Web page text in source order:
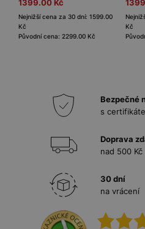
1399.00 Kč
Nejnižší cena za 30 dní: 1599.00
Kč
Původní cena: 2299.00 Kč
Kč
Bezpečné
s
Doprava
nad 500 Kč
30 dní
na vrácení